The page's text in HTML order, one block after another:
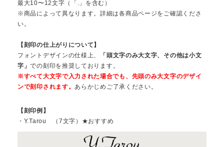
最大10〜12文字（「.」を含む）
※商品によって異なります。詳細は各商品ページをご確認くださ
い。
【刻印の仕上がりについて】
フォントデザインの仕様上、
「頭文字のみ大文字、その他は小文
字」での刻印を推奨しております。
※すべて大文字で入力された場合でも、先頭のみ大文字のデザイ
ンで刻印されます。 あらかじめご了承ください。
【刻印例】
・Y.Tarou （7文字）★おすすめ